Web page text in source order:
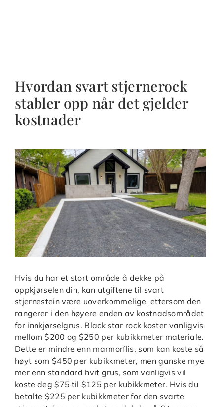
Hvordan svart stjernerock
stabler opp når det gjelder
kostnader
Hvis du har et stort område å dekke på
oppkjørselen din, kan utgiftene til svart
stjernestein være uoverkommelige, ettersom den
rangerer i den høyere enden av kostnadsområdet
for innkjørselgrus. Black star rock koster vanligvis
mellom $200 og $250 per kubikkmeter materiale.
Dette er mindre enn marmorflis, som kan koste så
høyt som $450 per kubikkmeter, men ganske mye
mer enn standard hvit grus, som vanligvis vil
koste deg $75 til $125 per kubikkmeter. Hvis du
betalte $225 per kubikkmeter for den svarte